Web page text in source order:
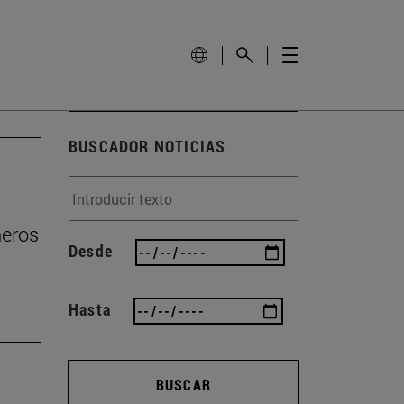
BUSCADOR NOTICIAS
Desde
Hasta
BUSCAR